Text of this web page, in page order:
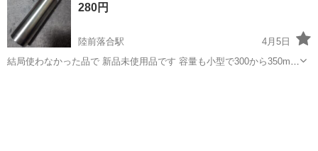
場のお仕事 ◇半導体製造設備...
280円
陸前落合駅
4月5日
結局使わなかった品で 新品未使用品です 容量も小型で300から350ml